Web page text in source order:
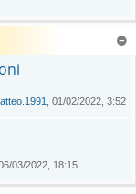
, 01/02/2022, 3:52
06/03/2022, 18:15